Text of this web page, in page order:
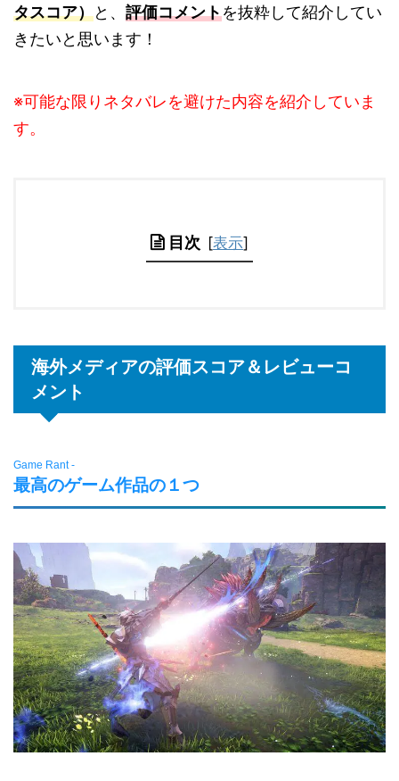
タスコア）と、 評価コメントを抜粋して紹介してい
きたいと思います！
※可能な限りネタバレを避けた内容を紹介していま
す。
目次 [表示]
海外メディアの評価スコア＆レビューコ
メント
Game Rant -
最高のゲーム作品の１つ